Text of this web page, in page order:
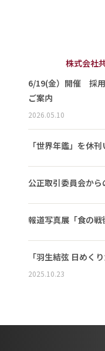
株式会社
6/19(金）開催 採用
ご案内
2026.05.10
「世界年鑑」を休
公正取引委員会か
報道写真展「食の
「羽生結弦 日めく
2025.10.23